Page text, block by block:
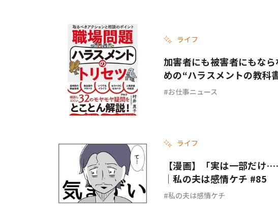
ライフ
加害者にも被害者にもな
めの“ハラスメントの教科
お仕事ニュース
ライフ
【漫画】「実は一部だ
｜私の夫は感情ケチ #85
私の夫は感情ケチ